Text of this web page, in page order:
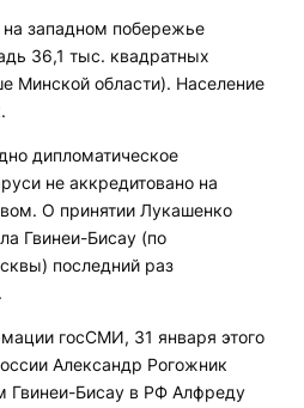
на западном побережье
36,1 тыс. квадратных
Минской области). Население
дипломатическое
не аккредитовано на
О принятии Лукашенко
Гвинеи-Бисау (по
последний раз
госСМИ, 31 января этого
Александр Рогожник
Гвинеи-Бисау в РФ Алфреду